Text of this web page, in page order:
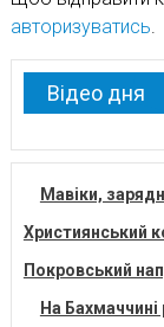
авторизуватись.
Відео дня
Мавіки,
Християнський
Покровський
На